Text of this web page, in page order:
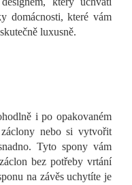
domácnosti, které vám
luxusně.
i po opakovaném
nebo si vytvořit
Tyto spony vám
bez potřeby vrtání
na závěs uchytíte je